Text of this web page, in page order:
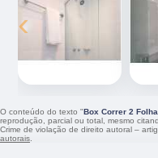
‹
O conteúdo do texto "Box Correr 2
reprodução, parcial ou total, mesmo
Crime de violação de direito autoral –
autorais